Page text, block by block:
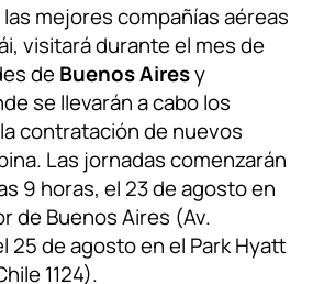
las mejores compañías aéreas
visitará durante el mes de
deBuenos Airesy
se llevarán a cabo los
contratación de nuevos
Las jornadas comenzarán
9 horas, el 23 de agosto en
de Buenos Aires (Av.
25 de agosto en el Park Hyatt
1124).